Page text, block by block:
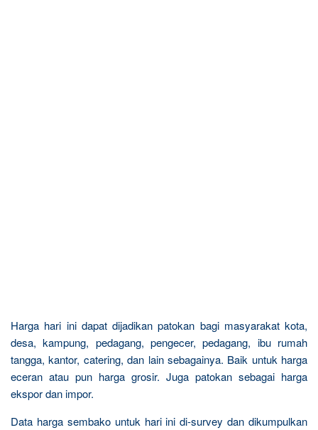
Harga hari ini dapat dijadikan patokan bagi masyarakat kota,
desa, kampung, pedagang, pengecer, pedagang, ibu rumah
tangga, kantor, catering, dan lain sebagainya. Baik untuk harga
eceran atau pun harga grosir. Juga patokan sebagai harga
ekspor dan impor.
Data harga sembako untuk hari ini di-survey dan dikumpulkan